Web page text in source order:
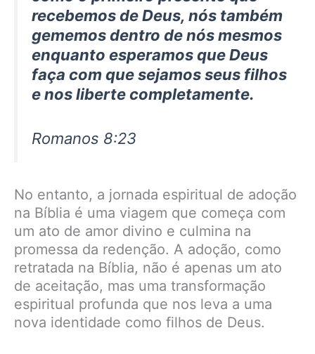
recebemos de Deus, nós também
gememos dentro de nós mesmos
enquanto esperamos que Deus
faça com que sejamos seus filhos
e nos liberte completamente.
Romanos 8:23
No entanto, a jornada espiritual de adoção
na Bíblia é uma viagem que começa com
um ato de amor divino e culmina na
promessa da redenção. A adoção, como
retratada na Bíblia, não é apenas um ato
de aceitação, mas uma transformação
espiritual profunda que nos leva a uma
nova identidade como filhos de Deus.